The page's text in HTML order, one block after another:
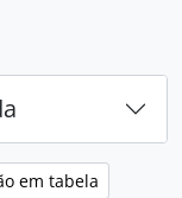
em tabela